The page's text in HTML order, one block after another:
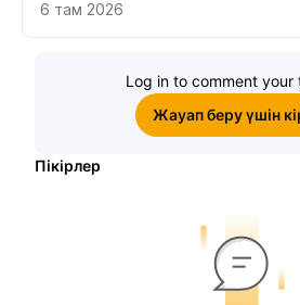
Bybit платформасында неге
6 там 2026
Log in to comment your
Жауап беру үшін
Пікірлер